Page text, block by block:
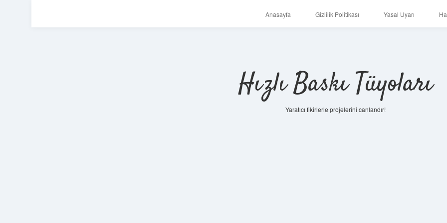
Anasayfa Gizlilik Politikası Yasal Uyarı
Hızlı Baskı Tüyoları
Yaratıcı fikirlerle projelerini canlandır!